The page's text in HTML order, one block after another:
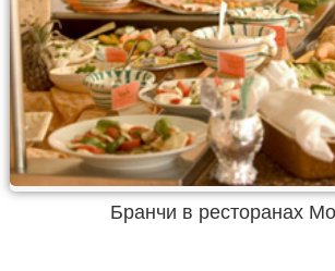
Бранчи в ресторанах